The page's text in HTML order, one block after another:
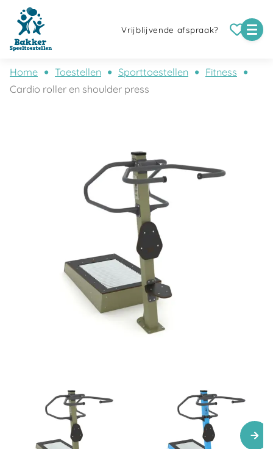
Vrijblijvende afspraak?
Home Toestellen Sporttoestellen
Fitness
Cardio roller en shoulder press